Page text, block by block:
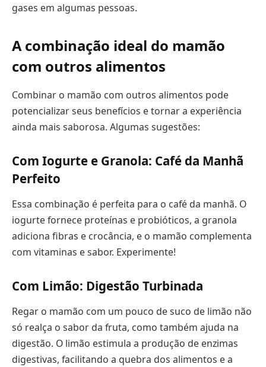
gases em algumas pessoas.
A combinação ideal do mamão
com outros alimentos
Combinar o mamão com outros alimentos pode
potencializar seus benefícios e tornar a experiência
ainda mais saborosa. Algumas sugestões:
Com Iogurte e Granola: Café da Manhã
Perfeito
Essa combinação é perfeita para o café da manhã. O
iogurte fornece proteínas e probióticos, a granola
adiciona fibras e crocância, e o mamão complementa
com vitaminas e sabor. Experimente!
Com Limão: Digestão Turbinada
Regar o mamão com um pouco de suco de limão não
só realça o sabor da fruta, como também ajuda na
digestão. O limão estimula a produção de enzimas
digestivas, facilitando a quebra dos alimentos e a